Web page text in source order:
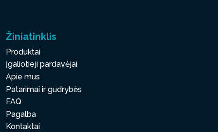
Žiniatinklis
Produktai
Įgaliotieji pardavėjai
Apie mus
Patarimai ir gudrybės
FAQ
Pagalba
Kontaktai